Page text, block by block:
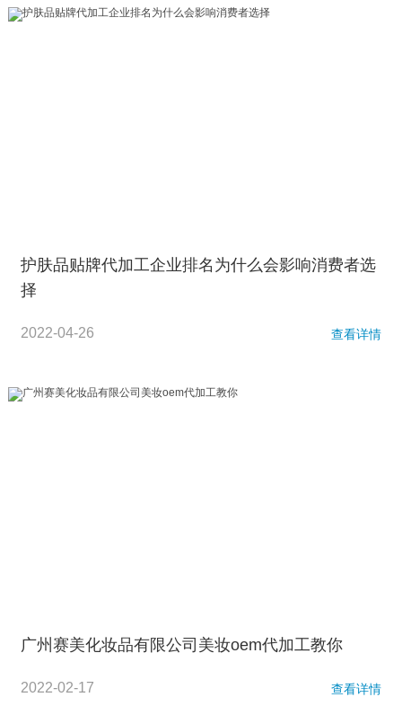
护肤品贴牌代加工企业排名为什么会影响消费者选
择
2022-04-26 查看详情
广州赛美化妆品有限公司美妆oem代加工教你
2022-02-17 查看详情